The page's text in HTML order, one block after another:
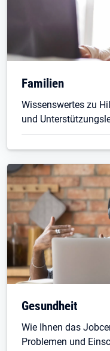
Familien
Wissenswertes zu
und
Gesundheit
Wie Ihnen das
Problemen und